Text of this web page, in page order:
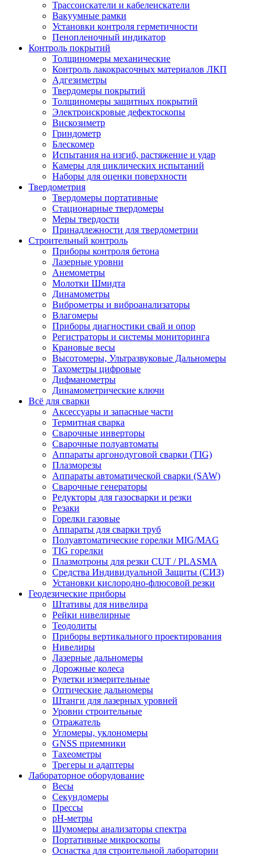
Трассоискатели и кабелеискатели
Вакуумные рамки
Установки контроля герметичности
Пенопленочный индикатор
Контроль покрытий
Толщиномеры механические
Контроль лакокрасочных материалов ЛКП
Адгезиметры
Твердомеры покрытий
Толщиномеры защитных покрытий
Электроискровые дефектоскопы
Вискозиметр
Гриндометр
Блескомер
Испытания на изгиб, растяжение и удар
Камеры для циклических испытаний
Наборы для оценки поверхности
Твердометрия
Твердомеры портативные
Стационарные твердомеры
Меры твердости
Принадлежности для твердометрии
Строительный контроль
Приборы контроля бетона
Лазерные уровни
Анемометры
Молотки Шмидта
Динамометры
Виброметры и виброанализаторы
Влагомеры
Приборы диагностики свай и опор
Регистраторы и системы мониторинга
Крановые весы
Высотомеры, Ультразвуковые Дальномеры
Тахометры цифровые
Дифманометры
Динамометрические ключи
Всё для сварки
Аксессуары и запасные части
Термитная сварка
Сварочные инверторы
Сварочные полуавтоматы
Аппараты аргонодуговой сварки (TIG)
Плазморезы
Аппараты автоматической сварки (SAW)
Сварочные генераторы
Редукторы для газосварки и резки
Резаки
Горелки газовые
Аппараты для сварки труб
Полуавтоматические горелки MIG/MAG
TIG горелки
Плазмотроны для резки CUT / PLASMA
Средства Индивидуальной Защиты (СИЗ)
Установки кислородно-флюсовой резки
Геодезические приборы
Штативы для нивелира
Рейки нивелирные
Теодолиты
Приборы вертикального проектирования
Нивелиры
Лазерные дальномеры
Дорожные колеса
Рулетки измерительные
Оптические дальномеры
Штанги для лазерных уровней
Уровни строительные
Отражатель
Угломеры, уклономеры
GNSS приемники
Тахеометры
Трегеры и адаптеры
Лабораторное оборудование
Весы
Секундомеры
Прессы
pH-метры
Шумомеры анализаторы спектра
Портативные микроскопы
Оснастка для строительной лаборатории